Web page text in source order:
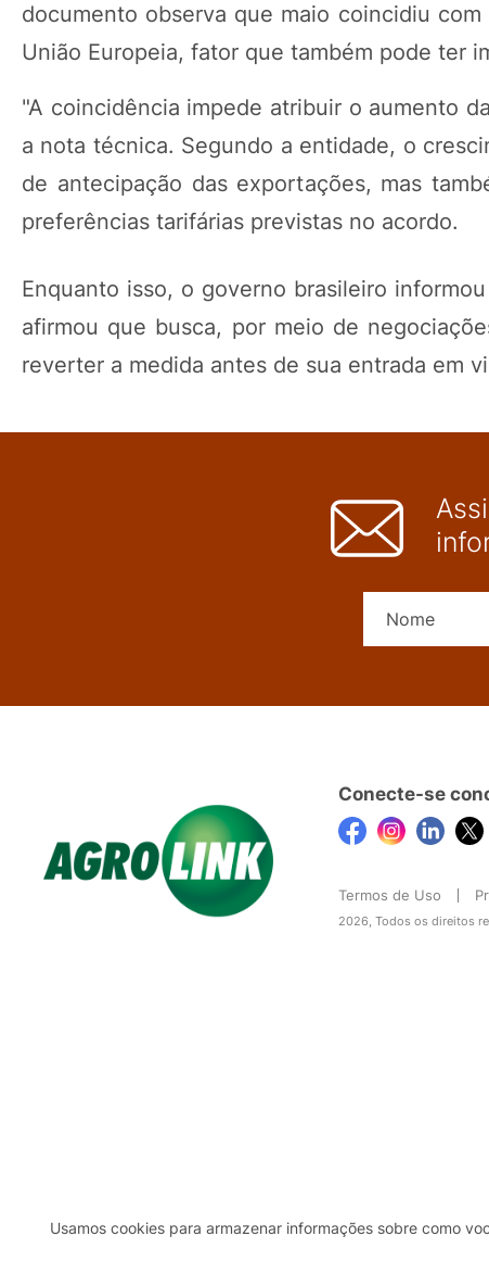
documento observa que maio coincidiu
União Europeia, fator que também pode ter
"A coincidência impede atribuir o aumento
a nota técnica. Segundo a entidade, o
de antecipação das exportações, mas
preferências tarifárias previstas no acordo.
Enquanto isso, o governo brasileiro
afirmou que busca, por meio de
reverter a medida antes de sua entrada em
Conecte-se
Termos de Uso
2026, Todos os direitos
Usamos cookies para armazenar informações sobre como